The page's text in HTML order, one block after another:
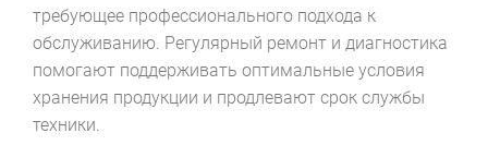
требующее профессионального подхода к
обслуживанию. Регулярный ремонт и диагностика
помогают поддерживать оптимальные условия
хранения продукции и продлевают срок службы
техники.